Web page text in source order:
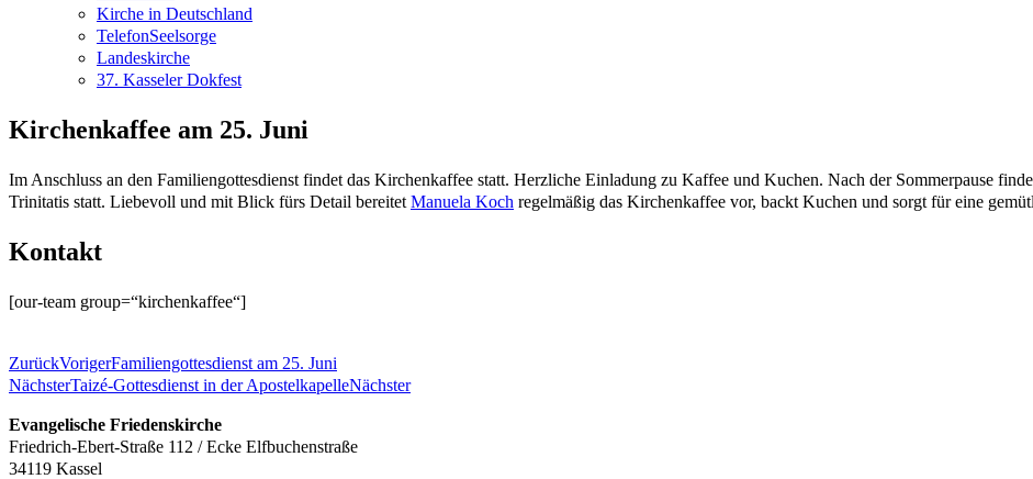
Kirche in Deutschland
TelefonSeelsorge
Landeskirche
37. Kasseler Dokfest
Kirchenkaffee am 25. Juni
Im Anschluss an den Familiengottesdienst findet das Kirchenkaffee statt. Herzliche Einladung zu Kaffee und Kuchen. Nach der Sommerpause
Trinitatis statt. Liebevoll und mit Blick fürs Detail bereitet Manuela Koch regelmäßig das Kirchenkaffee vor, backt Kuchen und sorgt für eine
Kontakt
[our-team group=“kirchenkaffee“]
ZurückVorigerFamiliengottesdienst am 25. Juni
NächsterTaizé-Gottesdienst in der ApostelkapelleNächster
Evangelische Friedenskirche
Friedrich-Ebert-Straße 112 / Ecke Elfbuchenstraße
34119 Kassel